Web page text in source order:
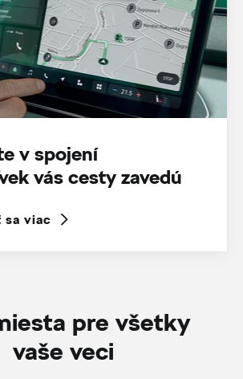
v spojení
vás cesty zavedú
sa viac
pre všetky
vaše veci